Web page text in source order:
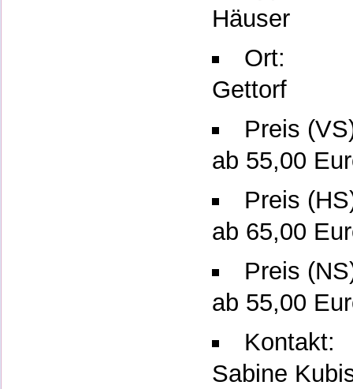
Häuser
Ort:
Gettorf
Preis
ab 55,00
Preis
ab 65,00
Preis
ab 55,00
Kontakt:
Sabine